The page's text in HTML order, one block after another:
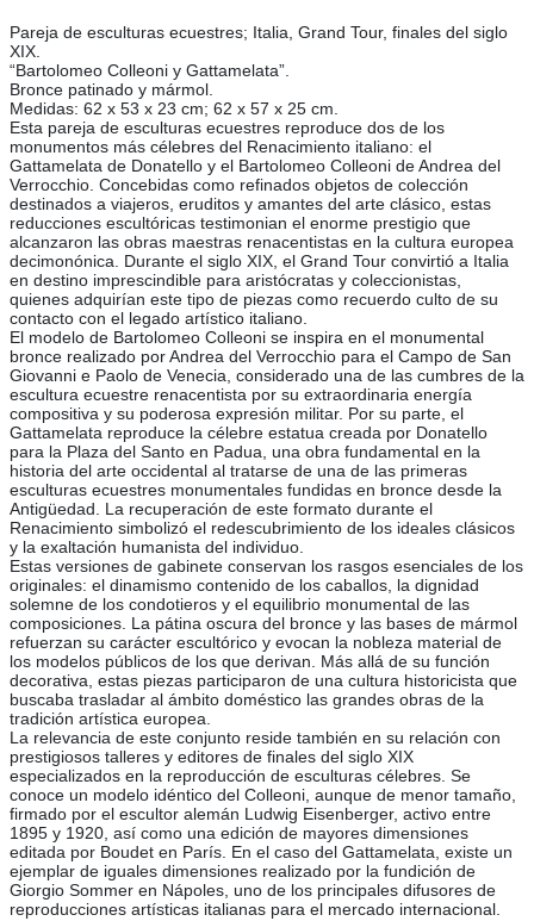
Pareja de esculturas ecuestres; Italia, Grand Tour, finales del siglo
XIX.
“Bartolomeo Colleoni y Gattamelata”.
Bronce patinado y mármol.
Medidas: 62 x 53 x 23 cm; 62 x 57 x 25 cm.
Esta pareja de esculturas ecuestres reproduce dos de los
monumentos más célebres del Renacimiento italiano: el
Gattamelata de Donatello y el Bartolomeo Colleoni de Andrea del
Verrocchio. Concebidas como refinados objetos de colección
destinados a viajeros, eruditos y amantes del arte clásico, estas
reducciones escultóricas testimonian el enorme prestigio que
alcanzaron las obras maestras renacentistas en la cultura europea
decimonónica. Durante el siglo XIX, el Grand Tour convirtió a Italia
en destino imprescindible para aristócratas y coleccionistas,
quienes adquirían este tipo de piezas como recuerdo culto de su
contacto con el legado artístico italiano.
El modelo de Bartolomeo Colleoni se inspira en el monumental
bronce realizado por Andrea del Verrocchio para el Campo de San
Giovanni e Paolo de Venecia, considerado una de las cumbres de la
escultura ecuestre renacentista por su extraordinaria energía
compositiva y su poderosa expresión militar. Por su parte, el
Gattamelata reproduce la célebre estatua creada por Donatello
para la Plaza del Santo en Padua, una obra fundamental en la
historia del arte occidental al tratarse de una de las primeras
esculturas ecuestres monumentales fundidas en bronce desde la
Antigüedad. La recuperación de este formato durante el
Renacimiento simbolizó el redescubrimiento de los ideales clásicos
y la exaltación humanista del individuo.
Estas versiones de gabinete conservan los rasgos esenciales de los
originales: el dinamismo contenido de los caballos, la dignidad
solemne de los condotieros y el equilibrio monumental de las
composiciones. La pátina oscura del bronce y las bases de mármol
refuerzan su carácter escultórico y evocan la nobleza material de
los modelos públicos de los que derivan. Más allá de su función
decorativa, estas piezas participaron de una cultura historicista que
buscaba trasladar al ámbito doméstico las grandes obras de la
tradición artística europea.
La relevancia de este conjunto reside también en su relación con
prestigiosos talleres y editores de finales del siglo XIX
especializados en la reproducción de esculturas célebres. Se
conoce un modelo idéntico del Colleoni, aunque de menor tamaño,
firmado por el escultor alemán Ludwig Eisenberger, activo entre
1895 y 1920, así como una edición de mayores dimensiones
editada por Boudet en París. En el caso del Gattamelata, existe un
ejemplar de iguales dimensiones realizado por la fundición de
Giorgio Sommer en Nápoles, uno de los principales difusores de
reproducciones artísticas italianas para el mercado internacional.